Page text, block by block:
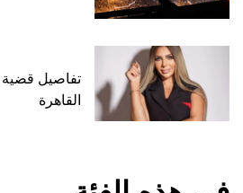
تفاصيل
القاهرة